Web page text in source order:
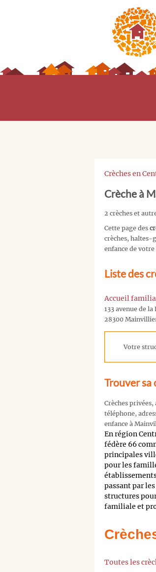
Crèches en
Crèche à
2 crèches et
Cette page des
crèches, haltes-
enfance de
Liste des
Accueil
133 avenue de la
28300
Votre
Trouver sa
Crèches
téléphone,
enfance à
En région
fédère 66
principales
pour les
passant par
structures
familiale et
Toutes les